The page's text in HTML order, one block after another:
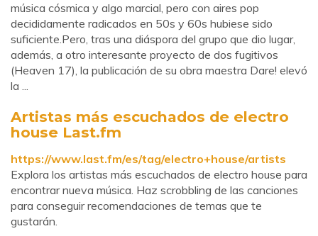
música cósmica y algo marcial, pero con aires pop
decididamente radicados en 50s y 60s hubiese sido
suficiente.Pero, tras una diáspora del grupo que dio lugar,
además, a otro interesante proyecto de dos fugitivos
(Heaven 17), la publicación de su obra maestra Dare! elevó
la ...
Artistas más escuchados de electro
house Last.fm
https://www.last.fm/es/tag/electro+house/artists
Explora los artistas más escuchados de electro house para
encontrar nueva música. Haz scrobbling de las canciones
para conseguir recomendaciones de temas que te
gustarán.